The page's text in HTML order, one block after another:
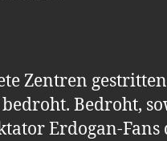
Zentren
Bedroht,
Erdogan-Fans